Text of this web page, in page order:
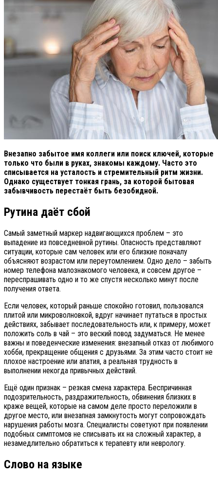
Внезапно забытое имя коллеги или поиск ключей, которые
только что были в руках, знакомы каждому. Часто это
списывается на усталость и стремительный ритм жизни.
Однако существует тонкая грань, за которой бытовая
забывчивость перестаёт быть безобидной.
Рутина даёт сбой
Самый заметный маркер надвигающихся проблем – это
выпадение из повседневной рутины. Опасность представляют
ситуации, которые сам человек или его близкие поначалу
объясняют возрастом или переутомлением. Одно дело – забыть
номер телефона малознакомого человека, и совсем другое –
переспрашивать одно и то же спустя несколько минут после
получения ответа.
Если человек, который раньше спокойно готовил, пользовался
плитой или микроволновкой, вдруг начинает путаться в простых
действиях, забывает последовательность или, к примеру, может
положить соль в чай – это веский повод задуматься. Не менее
важны и поведенческие изменения: внезапный отказ от любимого
хобби, прекращение общения с друзьями. За этим часто стоит не
плохое настроение или апатия, а реальная трудность в
выполнении некогда привычных действий.
Ещё один признак – резкая смена характера. Беспричинная
подозрительность, раздражительность, обвинения близких в
краже вещей, которые на самом деле просто переложили в
другое место, или внезапная замкнутость могут сопровождать
нарушения работы мозга. Специалисты советуют при появлении
подобных симптомов не списывать их на сложный характер, а
незамедлительно обратиться к терапевту или неврологу.
Слово на языке